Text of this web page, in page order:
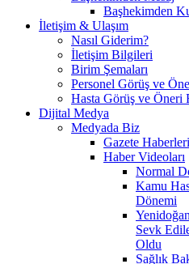
Başhekimden
İletişim & Ulaşım
Nasıl Giderim?
İletişim Bilgileri
Birim Şemaları
Personel Görüş ve
Hasta Görüş ve Öneri
Dijital Medya
Medyada Biz
Gazete Haberleri
Haber Videoları
Normal
Kamu
Dönemi
Sevk
Oldu
Sağlık